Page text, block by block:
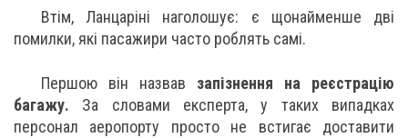
Втім, Ланцаріні наголошує: є щонайменше дві
помилки, які пасажири часто роблять самі.
Першою він назвав запізнення на реєстрацію
багажу. За словами експерта, у таких випадках
персонал аеропорту просто не встигає доставити